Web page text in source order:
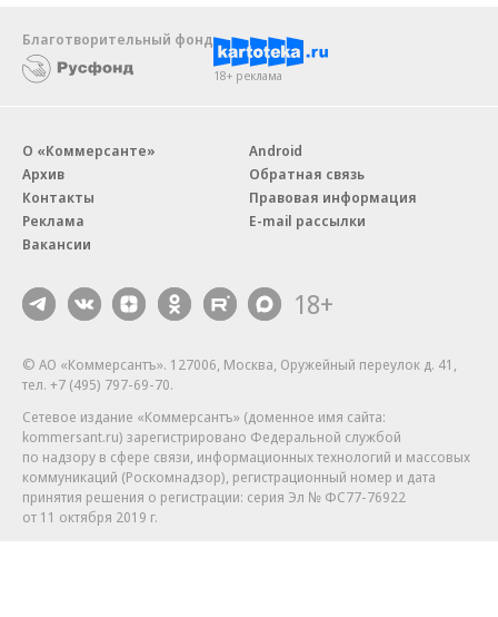
Благотворительный фонд
18+ реклама
О «Коммерсанте»
Архив
Контакты
Реклама
Вакансии
Android
Обратная связь
Правовая информация
E-mail рассылки
18+
© АО «Коммерсантъ». 127006, Москва, Оружейный переулок д. 41,
тел. +7 (495) 797-69-70.
Сетевое издание «Коммерсантъ» (доменное имя сайта:
kommersant.ru) зарегистрировано Федеральной службой
по надзору в сфере связи, информационных технологий и массовых
коммуникаций (Роскомнадзор), регистрационный номер и дата
принятия решения о регистрации: серия Эл № ФС77-76922
от 11 октября 2019 г.